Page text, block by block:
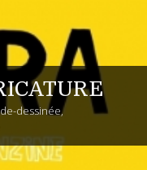
dessinée,